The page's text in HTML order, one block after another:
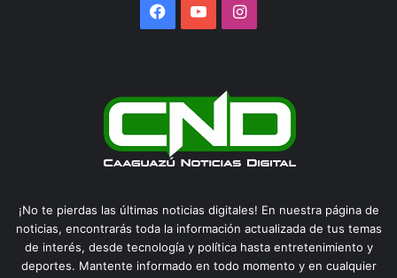
Facebook
YouTubeInstagram
¡No te pierdas las últimas noticias digitales! En nuestra página de
noticias, encontrarás toda la información actualizada de tus temas
de interés, desde tecnología y política hasta entretenimiento y
deportes. Mantente informado en todo momento y en cualquier